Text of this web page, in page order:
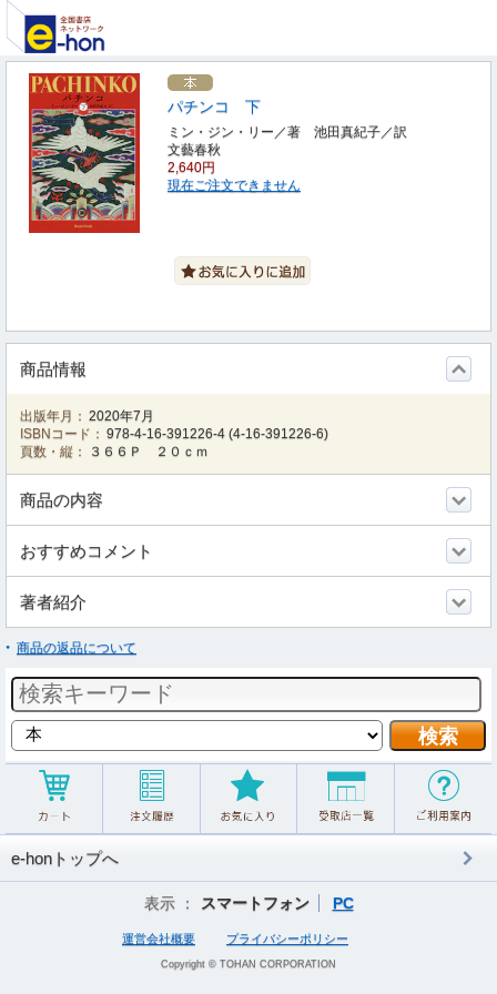
パチンコ 下
ミン・ジン・リー／著 池田真紀子／訳
文藝春秋
2,640円
現在ご注文できません
商品情報
出版年月： 2020年7月
ISBNコード： 978-4-16-391226-4 (4-16-391226-6)
頁数・縦：
３６６Ｐ ２０ｃｍ
商品の内容
おすすめコメント
著者紹介
商品の返品について
e-honトップへ
表示 ： スマートフォン PC
運営会社概要 プライバシーポリシー
Copyright © TOHAN CORPORATION